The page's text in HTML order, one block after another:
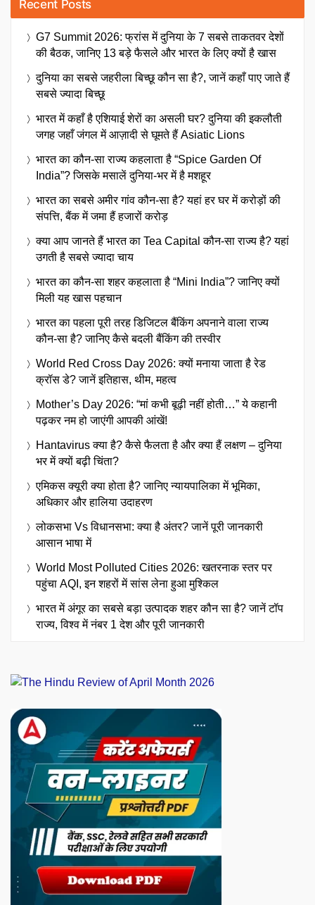
Recent Posts
G7 Summit 2026: फ्रांस में दुनिया के 7 सबसे ताकतवर देशों
की बैठक, जानिए 13 बड़े फैसले और भारत के लिए क्यों है खास
दुनिया का सबसे जहरीला बिच्छू कौन सा है?, जानें कहाँ पाए जाते हैं
सबसे ज्यादा बिच्छू
भारत में कहाँ है एशियाई शेरों का असली घर? दुनिया की इकलौती
जगह जहाँ जंगल में आज़ादी से घूमते हैं Asiatic Lions
भारत का कौन-सा राज्य कहलाता है “Spice Garden Of
India”? जिसके मसालें दुनिया-भर में है मशहूर
भारत का सबसे अमीर गांव कौन-सा है? यहां हर घर में करोड़ों की
संपत्ति, बैंक में जमा हैं हजारों करोड़
क्या आप जानते हैं भारत का Tea Capital कौन-सा राज्य है? यहां
उगती है सबसे ज्यादा चाय
भारत का कौन-सा शहर कहलाता है “Mini India”? जानिए क्यों
मिली यह खास पहचान
भारत का पहला पूरी तरह डिजिटल बैंकिंग अपनाने वाला राज्य
कौन-सा है? जानिए कैसे बदली बैंकिंग की तस्वीर
World Red Cross Day 2026: क्यों मनाया जाता है रेड
क्रॉस डे? जानें इतिहास, थीम, महत्व
Mother’s Day 2026: “मां कभी बूढ़ी नहीं होती…” ये कहानी
पढ़कर नम हो जाएंगी आपकी आंखें!
Hantavirus क्या है? कैसे फैलता है और क्या हैं लक्षण – दुनिया
भर में क्यों बढ़ी चिंता?
एमिकस क्यूरी क्या होता है? जानिए न्यायपालिका में भूमिका,
अधिकार और हालिया उदाहरण
लोकसभा Vs विधानसभा: क्या है अंतर? जानें पूरी जानकारी
आसान भाषा में
World Most Polluted Cities 2026: खतरनाक स्तर पर
पहुंचा AQI, इन शहरों में सांस लेना हुआ मुश्किल
भारत में अंगूर का सबसे बड़ा उत्पादक शहर कौन सा है? जानें टॉप
राज्य, विश्व में नंबर 1 देश और पूरी जानकारी